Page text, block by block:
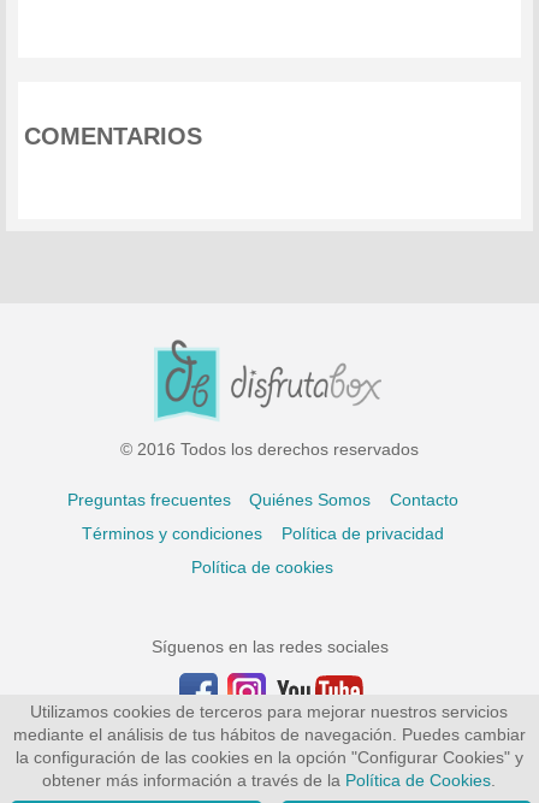
COMENTARIOS
© 2016 Todos los derechos reservados
Preguntas frecuentes Quiénes Somos
Contacto
Términos y condiciones
Política de privacidad
Política de cookies
Síguenos en las redes sociales
Utilizamos cookies de terceros para mejorar nuestros servicios
mediante el análisis de tus hábitos de navegación. Puedes cambiar
la configuración de las cookies en la opción "Configurar Cookies" y
obtener más información a través de la Política de Cookies.